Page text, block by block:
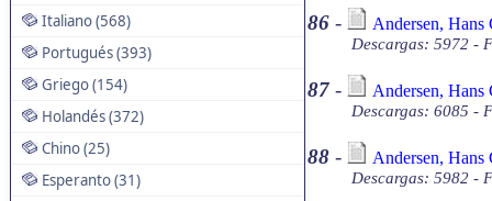
Italiano (568)
Portugués (393)
Griego (154)
Holandés (372)
Chino (25)
Esperanto (31)
86 - Andersen, Hans
Descargas: 5972 -
87 - Andersen,
Descargas: 6085 -
88 - Andersen,
Descargas: 5982 -